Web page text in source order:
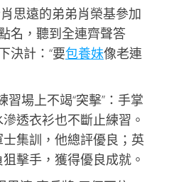
思遠的弟弟肖榮基參加
名，聽到全連齊聲答
決計：“要包養妹像老連
習場上不竭“突擊”：手掌
透衣衫也不斷止練習。
集訓，他總評優良；英
擊手，獲得優良成就。